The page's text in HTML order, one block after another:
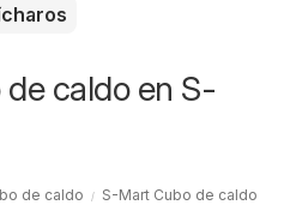
caldo en S-
de caldo S-Mart Cubo de caldo